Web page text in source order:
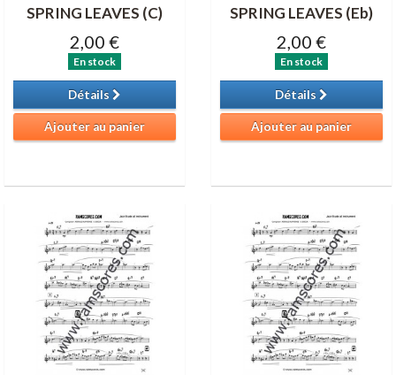
SPRING LEAVES (C)
2,00 €
En stock
Détails
Ajouter au panier
SPRING LEAVES (Eb)
2,00 €
En stock
Détails
Ajouter au panier